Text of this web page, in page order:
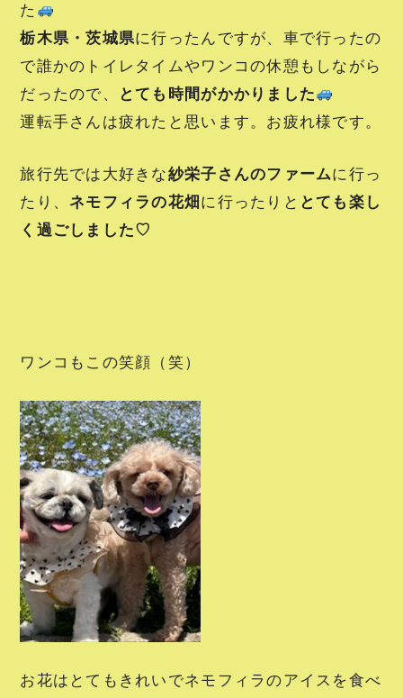
た
栃木県・茨城県に行ったんですが、車で行ったの
で誰かのトイレタイムやワンコの休憩もしながら
だったので、
とても時間がかかりました
運転手さんは疲れたと思います。お疲れ様です。
旅行先では大好きな紗栄子さんのファームに行っ
たり、 ネモフィラの花畑 に行ったりと とても楽し
く過ごしました♡
ワンコもこの笑顔（笑）
お花はとてもきれいでネモフィラのアイスを食べ